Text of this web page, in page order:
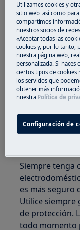
¡ADVERTENCIA!
Siempre tenga
es más seguro
Utilice siempre
de protección.
todo momento
Utilizamos cookies y
sitio web, así como
compartimos
nuestros socios de
«Aceptar todas las
cookies y, por lo tanto,
nuestra página web,
personalizada. Si haces
ciertos tipos de cookies
los servicios que
obtener más
nuestra Política de
Configuración de